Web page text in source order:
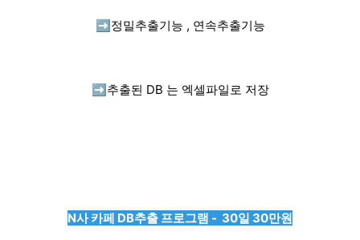
➡️ 정밀추출기능 , 연속추출기능
➡️ 추출된 DB 는 엑셀파일로 저장
N사 카페 DB추출 프로그램 - 30일 30만원